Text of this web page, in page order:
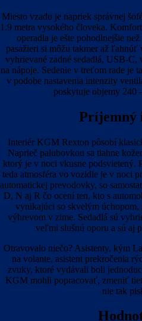
Miesto vzadu je napriek správnej
1.9 metra vysokého človeka.
operadla je ešte pohodlnejšie
pasažieri si môžu takmer až
vyhrievané zadné sedadlá, USB-
na nápoje. Sedenie v treťom rade je
v podobe nastavenia intenzity
poskytuje objemy 240
Príjemný
Interiér KGM Rexton pôsobí
Naprieč palubovkou sa tiahne
ktorý je v noci vkusne podsvietený.
teda atmosféra vo vozidle je v noci
automatickej prevodovky, so
D, N aj R čo ocení ten, kto s
vynikajúci so skvelým
výhrevom v zime. Sedadlá sú
veľmi slušnú oporu a sú aj
Otravovalo niečo? Asistenty, kým
na volante, asistent prekročenia
zvuky, ktoré vydávali boli
KGM mohli popracovať, zmeniť
nie tak